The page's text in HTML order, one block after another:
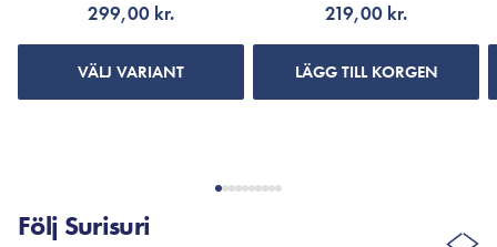
299,00 kr.
VÄLJ VARIANT
219,00 kr.
LÄGG TILL KORGEN
Följ Surisuri